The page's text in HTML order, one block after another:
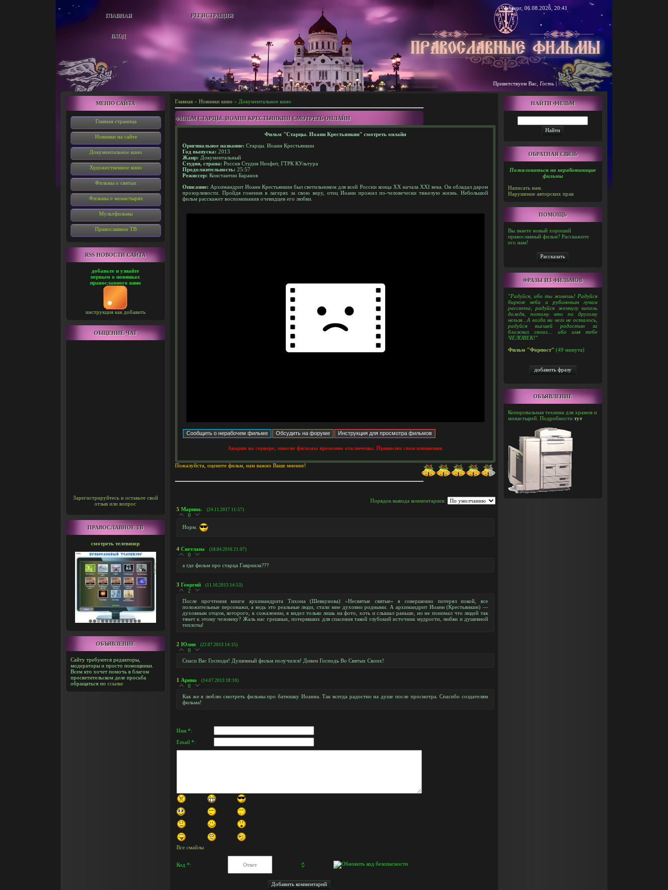
ГЛАВНАЯ РЕГИСТРАЦИЯ
ВХОД
Четверг, 06.08.2026, 20:41
Приветствуем Вас Гость | RSS
МЕНЮ САЙТА
Главная страница
Новинки на сайте
Документальное кино
Художественное кино
Фильмы о святых
Фильмы о монастырях
Мультфильмы
Православное ТВ
RSS НОВОСТИ САЙТА
добавьте и узнайте
первым о новинках
православного кино
инструкция как добавить
ОБЩЕНИЕ-ЧАТ
Зарегистрируйтесь и оставьте свой
отзыв или вопрос
ПРАВОСЛАВНОЕ ТВ
смотреть телевизор
ОБЪЯВЛЕНИЕ
Сайту требуются редакторы,
модераторы и просто помощники.
Всем кто хочет помочь в благом
просветительском деле просьба
обращаться по ссылке
Главная » Новинки кино » Документальное кино
ФИЛЬМ СТАРЦЫ. ИОАНН КРЕСТЬЯНКИН СМОТРЕТЬ ОНЛАЙН
Фильм "Старцы. Иоанн Крестьянкин" смотреть онлайн
Оригинальное название: Старцы. Иоанн Крестьянкин
Год выпуска: 2013
Жанр: Документальный
Студия, страна: Россия Студия Неофит, ГТРК КУльтура
Продолжительность: 25:57
Режиссер: Константин Баранов
Описание: Архимандрит Иоанн Крестьянкин был светильником для всей России конца XX начала XXI века. Он обладал даром
прозорливости. Пройдя гонения в лагерях за свою веру, отец Иоанн прожил по-человечески тяжелую жизнь. Небольшой
фильм расскажет воспоминания очевидцев его любви.
Авария на сервере, многие фильмы временно отключены. Приносим свои извинения.
Пожалуйста, оцените фильм, нам важно Ваше мнение!
Порядок вывода комментариев:
5 Марина. (24.11.2017 11:57)
0
Норм.
4 Светлана (18.04.2016 21:07)
0
а где фильм про старца Гавриила???
3 Георгий (11.10.2013 14:53)
2
После прочтения книги архимандрита Тихона (Шевкунова) «Несвятые святые» я совершенно потерял покой, все
положительные персонажи, а ведь это реальные люди, стали мне духовно родными. А архимандрит Иоанн (Крестьянкин) —
духовным отцом, которого, к сожалению, я видел только лишь на фото, хоть и слышал раньше, но не понимал что людей так
тянет к этому человеку? Жаль нас грешных, потерявших для спасения такой глубокий источник мудрости, любви и душевной
теплоты!
2 Юлия (22.07.2013 14:15)
0
Спаси Вас Господи! Душевный фильм получился! Дивен Господь Во Святых Своих!
1 Арина (14.07.2013 18:10)
0
Как же я люблю смотреть фильмы про батюшку Иоанна. Так всегда радостно на душе после просмотра. Спасибо создателям
фильма!
Имя *:
Email *:
Все смайлы
Код *:
НАЙТИ ФИЛЬМ
ОБРАТНАЯ СВЯЗЬ
Пожаловаться на неработающие
фильмы
Написать нам.
Нарушение авторских прав
ПОМОЩЬ
Вы знаете новый хороший
православный фильм? Расскажите
его нам!
ФРАЗЫ ИЗ ФИЛЬМОВ
"Радуйся, ибо ты живешь! Радуйся
бирюзе неба и рубиновым лучам
рассвета, радуйся жемчугу капель
дождя, потому что по другому
нельзя...А когда ни чего не осталось,
радуйся высшей радостью за
ближних своих... ибо имя тебе
ЧЕЛОВЕК!"
Фильм "Форпост" (49 минута)
ОБЪЯВЛЕНИЕ
Копировальная техника для храмов и
монастырей. Подробности тут